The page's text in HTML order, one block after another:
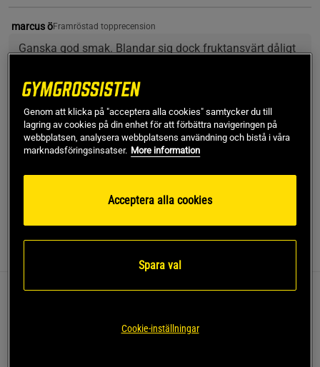
marcus öFramröstad topprecension
Ganska god smak. Blandar sig dock fruktansvärt dåligt
"Få ut" Klumparna. Kommer ej köpas igen tyvärr.
SKU #5700161R | EAN5060751998051
Electrolyte Powder 264 g, är ett kosttillskott från Optimum
magnesium.
kalium, kalcium och magnesium får du en god
Genom att klicka på "acceptera alla cookies" samtycker du till
lagring av cookies på din enhet för att förbättra navigeringen på
webbplatsen, analysera webbplatsens användning och bistå i våra
marknadsföringsinsatser. More information
Acceptera alla cookies
Spara val
Cookie-inställningar